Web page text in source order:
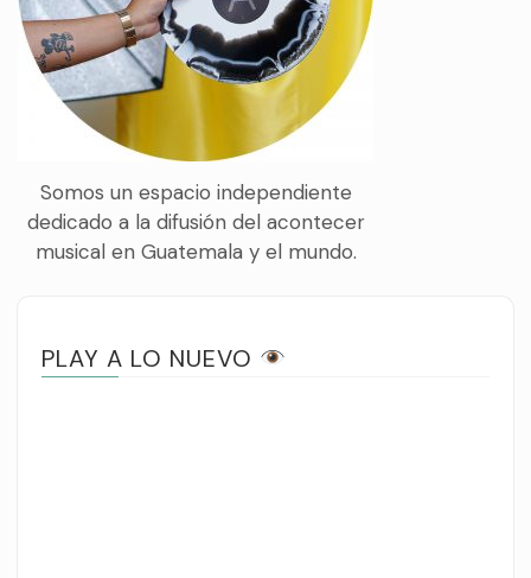
Somos un espacio independiente
dedicado a la difusión del acontecer
musical en Guatemala y el mundo.
PLAY A LO NUEVO